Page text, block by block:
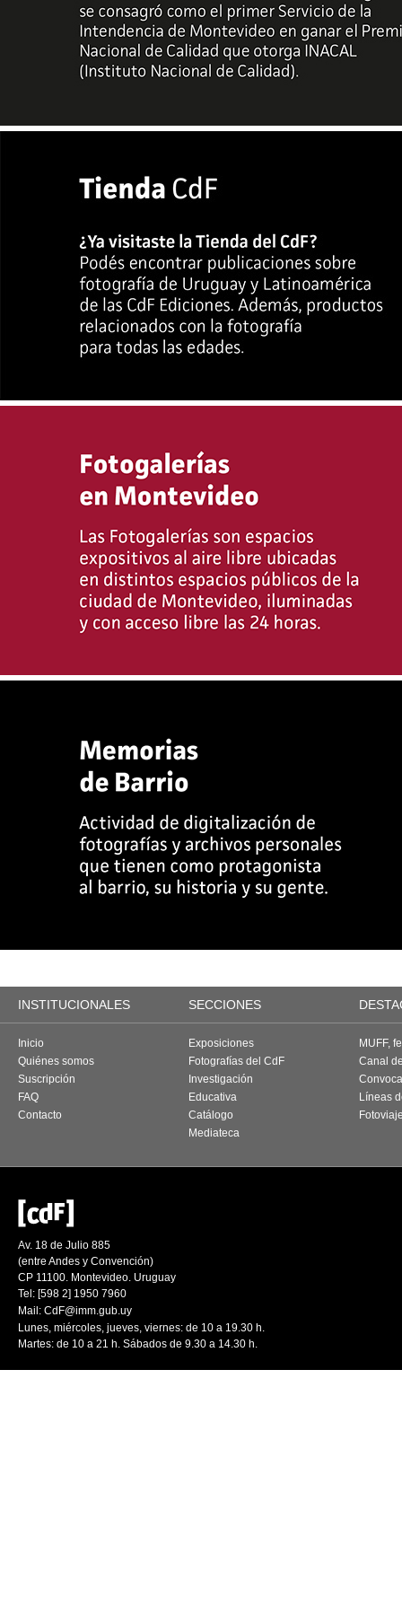
INSTITUCIONALES SECCIONES
Inicio
Quiénes somos
Suscripción
FAQ
Contacto
Exposiciones
Fotografías del CdF
Investigación
Educativa
Catálogo
Mediateca
MUFF,
Canal
Líneas
Av. 18 de Julio 885
(entre Andes y Convención)
CP 11100. Montevideo. Uruguay
Tel: [598 2] 1950 7960
Mail: CdF@imm.gub.uy
Lunes, miércoles, jueves, viernes: de 10 a 19.30 h.
Martes: de 10 a 21 h. Sábados de 9.30 a 14.30 h.